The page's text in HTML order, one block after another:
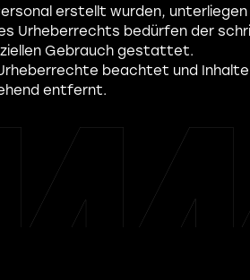
erstellt wurden,
Urheberrechts bedürfen der
Gebrauch gestattet.
beachtet und
entfernt.